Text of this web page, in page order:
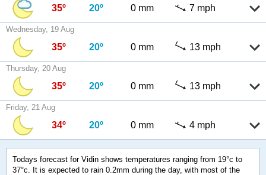
35º 20º 0 mm 7 mph
Wednesday, 19 Aug
35º 20º 0 mm 13 mph
Thursday, 20 Aug
35º 20º 0 mm 13 mph
Friday, 21 Aug
34º 20º 0 mm 4 mph
Todays forecast for Vidin shows temperatures ranging from 19°c to
37°c. It is expected to rain 0.2mm during the day, with most of the